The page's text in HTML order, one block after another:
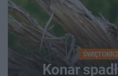
Konar